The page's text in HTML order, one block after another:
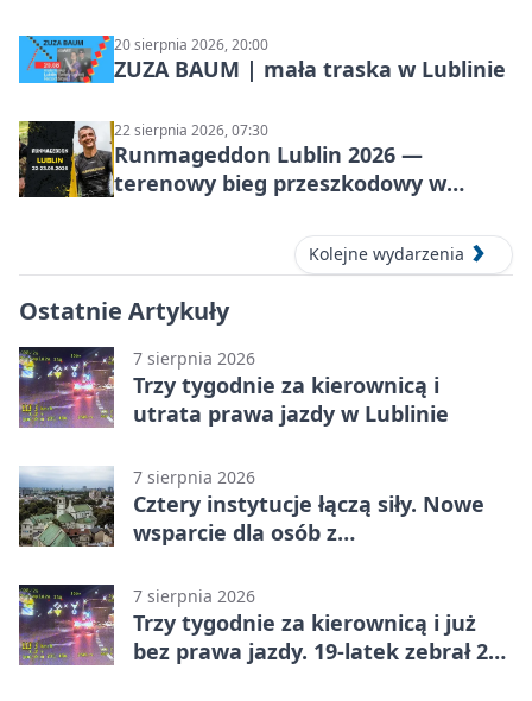
20 sierpnia 2026, 20:00
ZUZA BAUM | mała traska w Lublinie
22 sierpnia 2026, 07:30
Runmageddon Lublin 2026 —
terenowy bieg przeszkodowy w
Kolejne wydarzenia
Ostatnie Artykuły
7 sierpnia 2026
Trzy tygodnie za kierownicą i
utrata prawa jazdy w Lublinie
7 sierpnia 2026
Cztery instytucje łączą siły. Nowe
wsparcie dla osób z
7 sierpnia 2026
Trzy tygodnie za kierownicą i już
bez prawa jazdy. 19-latek zebrał 23